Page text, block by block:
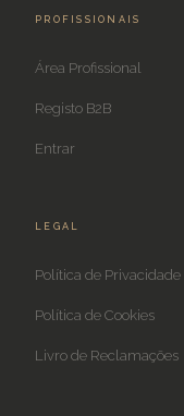
PROFISSIONAIS
Área Profissional
Registo B2B
Entrar
LEGAL
Política de Privacidade
Política de Cookies
Livro de Reclamações